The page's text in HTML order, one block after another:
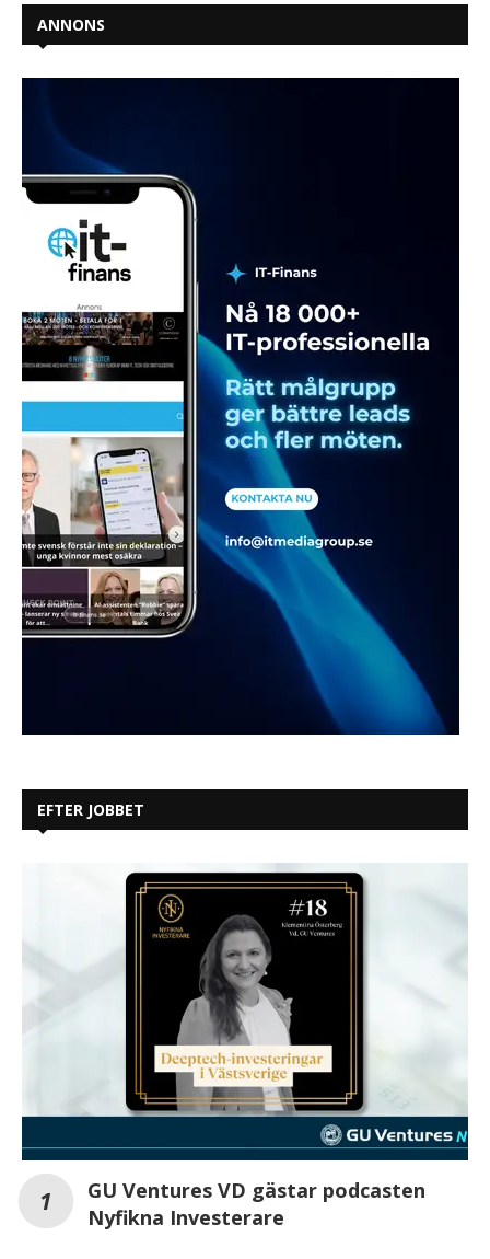
ANNONS
EFTER JOBBET
GU Ventures VD gästar podcasten
Nyfikna Investerare